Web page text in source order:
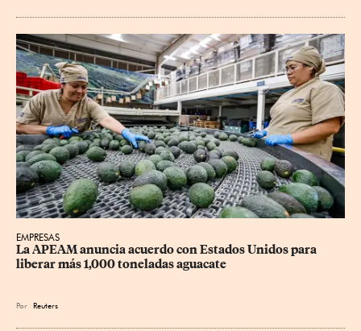
EMPRESAS
La APEAM anuncia acuerdo con Estados Unidos para
liberar más 1,000 toneladas aguacate
Por Reuters